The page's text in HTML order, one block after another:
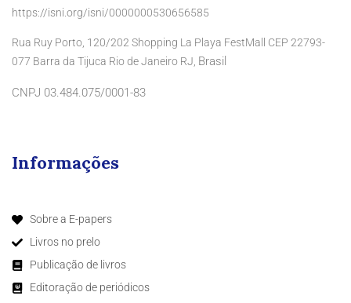
https://isni.org/isni/0000000530656585
Rua Ruy Porto, 120/202 Shopping La Playa FestMall CEP 22793-
077 Barra da Tijuca Rio de Janeiro RJ, Brasil
CNPJ 03.484.075/0001-83
Informações
Sobre a E-papers
Livros no prelo
Publicação de livros
Editoração de periódicos